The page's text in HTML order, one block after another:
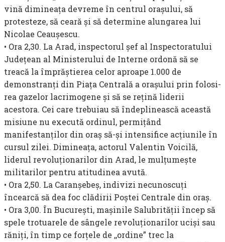
vină dimineaţa devreme în centrul oraşului, să
protesteze, să ceară şi să determine alungarea lui
Nicolae Ceauşescu.
• Ora 2,30. La Arad, inspectorul şef al Inspectoratului
Judeţean al Ministerului de Interne ordonă să se
treacă la împrăştierea celor aproape 1.000 de
demonstranţi din Piaţa Centrală a oraşului prin folosi­
rea gazelor lacrimogene şi să se reţină liderii
acestora. Cei care trebuiau să îndeplinească această
misiune nu execută ordinul, permiţând
manifestanţilor din oraş să-şi intensifice acţiunile în
cursul zilei. Dimineaţa, actorul Valentin Voicilă,
liderul revoluţionarilor din Arad, le mulţumeşte
militarilor pentru atitudinea avută.
• Ora 2,50. La Caranşebeş, indivizi necunoscuţi
încearcă să dea foc clădirii Poştei Centrale din oraş.
• Ora 3,00. În Bucureşti, maşinile Salubrităţii încep să
spele tro­tuarele de sângele revoluţionarilor ucişi sau
răniţi, în timp ce forţele de ,,ordine” trec la